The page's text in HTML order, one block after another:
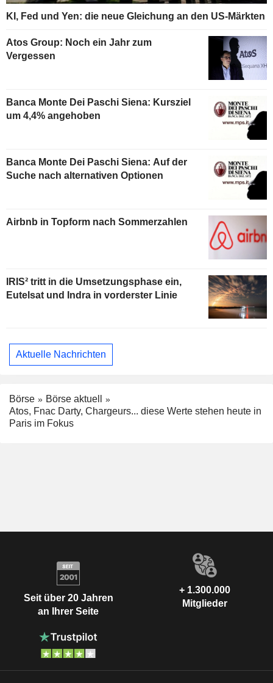
KI, Fed und Yen: die neue Gleichung an den US-Märkten
Atos Group: Noch ein Jahr zum
Vergessen
Banca Monte Dei Paschi Siena: Kursziel
um 4,4% angehoben
Banca Monte Dei Paschi Siena: Auf der
Suche nach alternativen Optionen
Airbnb in Topform nach Sommerzahlen
IRIS² tritt in die Umsetzungsphase ein,
Eutelsat und Indra in vorderster Linie
Aktuelle Nachrichten
Börse
Börse aktuell
Atos, Fnac Darty, Chargeurs... diese Werte stehen heute in
Paris im Fokus
Seit über 20 Jahren
an Ihrer Seite
+ 1.300.000
Mitglieder